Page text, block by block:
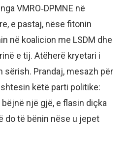
VMRO‑DPMNE në
e pastaj, nëse fitonin
në koalicion me LSDM dhe
e tij. Atëherë kryetari i
sërish. Prandaj, mesazh për
këtë parti politike:
një gjë, e flasin diçka
do të bënin nëse u jepet